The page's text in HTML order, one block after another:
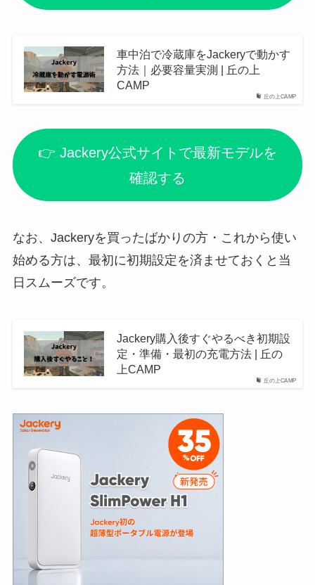
丘の上CAMP
車中泊で冷蔵庫をJackeryで動かす
方法｜必要容量実測 | 丘の上
CAMP
👉 Jackery公式サイトで最新モデルを
確認する
なお、Jackeryを買ったばかりの方・これから使い
始める方は、最初に初期設定を済ませておくと当
日スムーズです。
丘の上CAMP
Jackery購入後すぐやるべき初期設
定・準備・最初の充電方法 | 丘の
上CAMP